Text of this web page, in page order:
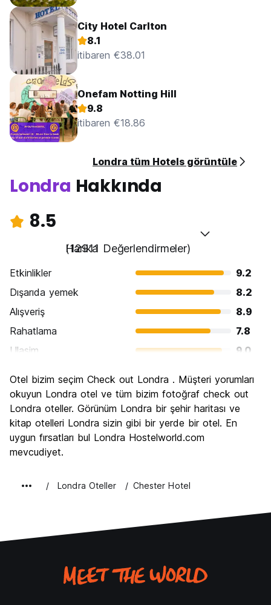
City Hotel Carlton
8.1
itibaren €38.01
Onefam Notting Hill
9.8
itibaren €18.86
Londra tüm Hotels görüntüle
Londra Hakkında
8.5
Harika
(12911 Değerlendirmeler)
Etkinlikler
9.2
Dışarıda yemek
8.2
Alışveriş
8.9
Rahatlama
7.8
Ulasim
9.0
Kültür
9.3
Gece hayatı
8.4
Ekonomik
6.6
Otel bizim seçim Check out Londra . Müşteri yorumları
okuyun Londra otel ve tüm bizim fotoğraf check out
Londra oteller. Görünüm Londra bir şehir haritası ve
kitap otelleri Londra sizin gibi bir yerde bir otel. En
uygun fırsatları bul Londra Hostelworld.com
mevcudiyet.
Londra Oteller Chester Hotel